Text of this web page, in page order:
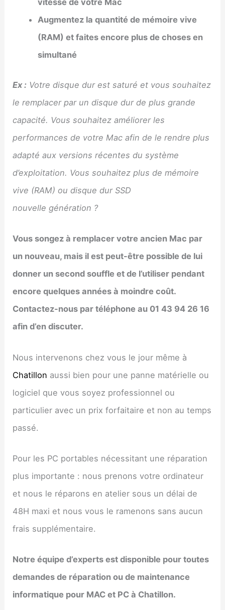
vitesse de votre Mac
Augmentez la quantité de mémoire vive
(RAM) et faites encore plus de choses en
simultané
Ex : Votre disque dur est saturé et vous souhaitez
le remplacer par un disque dur de plus grande
capacité. Vous souhaitez améliorer les
performances de votre Mac afin de le rendre plus
adapté aux versions récentes du système
d’exploitation. Vous souhaitez plus de mémoire
vive (RAM) ou disque dur SSD
nouvelle génération ?
Vous songez à remplacer votre ancien Mac par
un nouveau, mais il est peut-être possible de lui
donner un second souffle et de l’utiliser pendant
encore quelques années à moindre coût.
Contactez-nous par téléphone au 01 43 94 26 16
afin d’en discuter.
Nous intervenons chez vous le jour même à
Chatillon aussi bien pour une panne matérielle ou
logiciel que vous soyez professionnel ou
particulier avec un prix forfaitaire et non au temps
passé.
Pour les PC portables nécessitant une réparation
plus importante : nous prenons votre ordinateur
et nous le réparons en atelier sous un délai de
48H maxi et nous vous le ramenons sans aucun
frais supplémentaire.
Notre équipe d’experts est disponible pour toutes
demandes de réparation ou de maintenance
informatique pour MAC et PC à Chatillon.